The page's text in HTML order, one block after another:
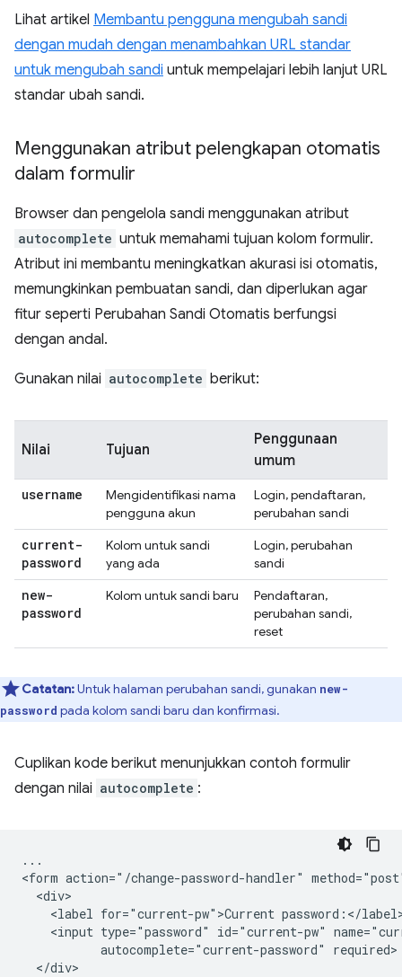
Lihat artikel Membantu pengguna mengubah sandi
dengan mudah dengan menambahkan URL standar
untuk mengubah sandi untuk mempelajari lebih lanjut URL
standar ubah sandi.
Menggunakan atribut pelengkapan otomatis
dalam formulir
Browser dan pengelola sandi menggunakan atribut
autocomplete untuk memahami tujuan kolom formulir.
Atribut ini membantu meningkatkan akurasi isi otomatis,
memungkinkan pembuatan sandi, dan diperlukan agar
fitur seperti Perubahan Sandi Otomatis berfungsi
dengan andal.
Gunakan nilai autocomplete berikut:
Nilai Tujuan
Penggunaan
umum
username
Mengidentifikasi nama
pengguna akun
Login, pendaftaran,
perubahan sandi
current-
password
Kolom untuk sandi
yang ada
Login, perubahan
sandi
new-
password
Kolom untuk sandi baru
Pendaftaran,
perubahan sandi,
reset
Catatan:Untuk halaman perubahan sandi, gunakan new-
password pada kolom sandi baru dan konfirmasi.
Cuplikan kode berikut menunjukkan contoh formulir
dengan nilai autocomplete :
...
<form action="/change-password-handler"
  <div>
<label for="current-pw">Current password:</
<input type="password" id="current-pw"
           autocomplete="current-password" required>
  </div>